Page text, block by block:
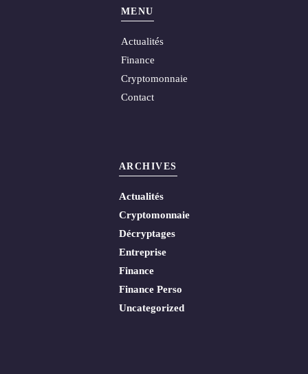
MENU
Actualités
Finance
Cryptomonnaie
Contact
ARCHIVES
Actualités
Cryptomonnaie
Décryptages
Entreprise
Finance
Finance Perso
Uncategorized